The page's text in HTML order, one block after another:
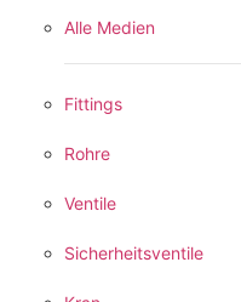
Alle Medien
Fittings
Rohre
Ventile
Sicherheitsventile